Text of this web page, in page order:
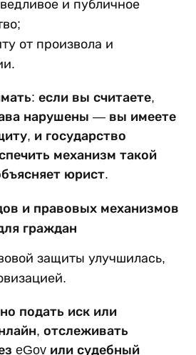
и публичное
от произвола и
если вы считаете,
нарушены — вы имеете
и государство
механизм такой
юрист.
и правовых механизмов
граждан
защиты улучшилась,
подать иск или
отслеживать
eGov или судебный